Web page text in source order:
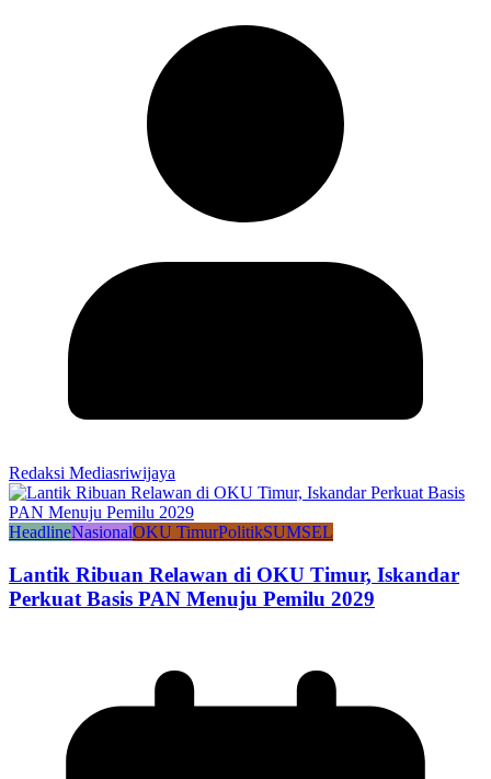
Redaksi Mediasriwijaya
HeadlineNasionalOKU TimurPolitikSUMSEL
Lantik Ribuan Relawan di OKU Timur, Iskandar
Perkuat Basis PAN Menuju Pemilu 2029